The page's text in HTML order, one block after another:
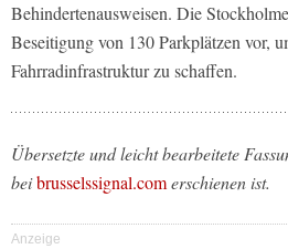
Behindertenausweisen. Die
Beseitigung von 130 Parkplätzen vor,
Fahrradinfrastruktur zu schaffen.
Übersetzte und leicht bearbeitete
beibrusselssignal.comerschienen ist.
Anzeige